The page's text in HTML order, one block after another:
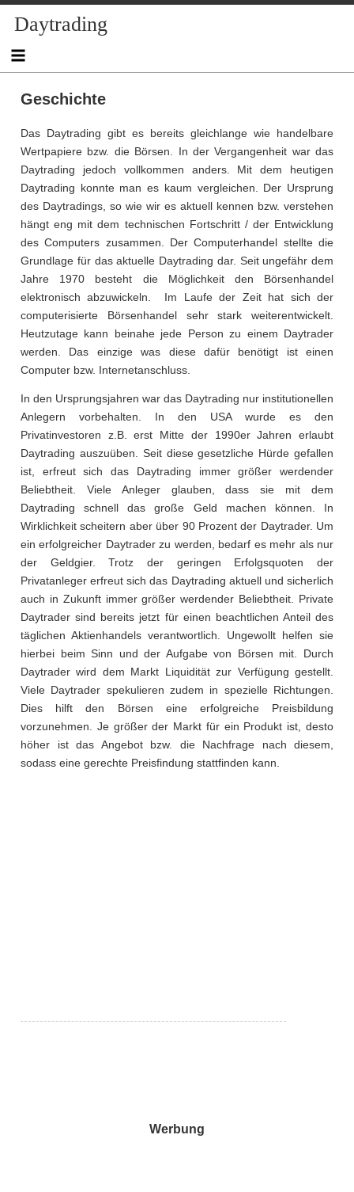
Daytrading
Geschichte
Das Daytrading gibt es bereits gleichlange wie handelbare
Wertpapiere bzw. die Börsen. In der Vergangenheit war das
Daytrading jedoch vollkommen anders. Mit dem heutigen
Daytrading konnte man es kaum vergleichen. Der Ursprung
des Daytradings, so wie wir es aktuell kennen bzw. verstehen
hängt eng mit dem technischen Fortschritt / der Entwicklung
des Computers zusammen. Der Computerhandel stellte die
Grundlage für das aktuelle Daytrading dar. Seit ungefähr dem
Jahre 1970 besteht die Möglichkeit den Börsenhandel
elektronisch abzuwickeln. Im Laufe der Zeit hat sich der
computerisierte Börsenhandel sehr stark weiterentwickelt.
Heutzutage kann beinahe jede Person zu einem Daytrader
werden. Das einzige was diese dafür benötigt ist einen
Computer bzw. Internetanschluss.
In den Ursprungsjahren war das Daytrading nur institutionellen
Anlegern vorbehalten. In den USA wurde es den
Privatinvestoren z.B. erst Mitte der 1990er Jahren erlaubt
Daytrading auszuüben. Seit diese gesetzliche Hürde gefallen
ist, erfreut sich das Daytrading immer größer werdender
Beliebtheit. Viele Anleger glauben, dass sie mit dem
Daytrading schnell das große Geld machen können. In
Wirklichkeit scheitern aber über 90 Prozent der Daytrader. Um
ein erfolgreicher Daytrader zu werden, bedarf es mehr als nur
der Geldgier. Trotz der geringen Erfolgsquoten der
Privatanleger erfreut sich das Daytrading aktuell und sicherlich
auch in Zukunft immer größer werdender Beliebtheit. Private
Daytrader sind bereits jetzt für einen beachtlichen Anteil des
täglichen Aktienhandels verantwortlich. Ungewollt helfen sie
hierbei beim Sinn und der Aufgabe von Börsen mit. Durch
Daytrader wird dem Markt Liquidität zur Verfügung gestellt.
Viele Daytrader spekulieren zudem in spezielle Richtungen.
Dies hilft den Börsen eine erfolgreiche Preisbildung
vorzunehmen. Je größer der Markt für ein Produkt ist, desto
höher ist das Angebot bzw. die Nachfrage nach diesem,
sodass eine gerechte Preisfindung stattfinden kann.
Werbung